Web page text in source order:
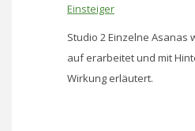
Einsteiger
Studio 2 Einzelne Asanas
auf erarbeitet und mit
Wirkung erläutert.